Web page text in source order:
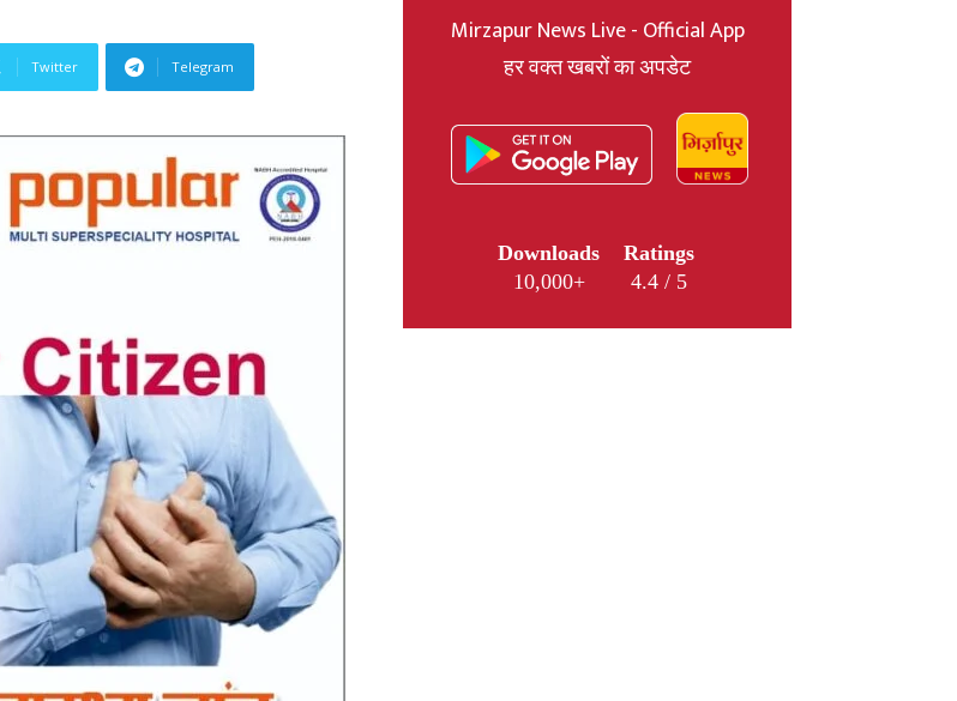
News,
News
in
Twitter Telegram
Mirzapur News Live - Official App
हर वक्त खबरों का अपडेट
Downloads
10,000+
Ratings
4.4 / 5